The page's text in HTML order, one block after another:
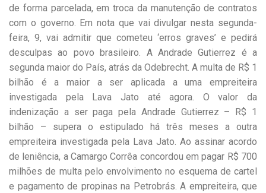
de forma parcelada, em troca da manutenção de contratos
com o governo. Em nota que vai divulgar nesta segunda-
feira, 9, vai admitir que cometeu ‘erros graves’ e pedirá
desculpas ao povo brasileiro. A Andrade Gutierrez é a
segunda maior do País, atrás da Odebrecht. A multa de R$ 1
bilhão é a maior a ser aplicada a uma empreiteira
investigada pela Lava Jato até agora. O valor da
indenização a ser paga pela Andrade Gutierrez – R$ 1
bilhão – supera o estipulado há três meses a outra
empreiteira investigada pela Lava Jato. Ao assinar acordo
de leniência, a Camargo Corrêa concordou em pagar R$ 700
milhões de multa pelo envolvimento no esquema de cartel
e pagamento de propinas na Petrobrás. A empreiteira, que